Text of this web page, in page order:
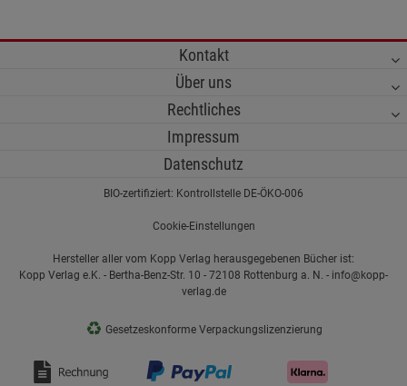
Kontakt
Über uns
Rechtliches
Impressum
Datenschutz
BIO-zertifiziert: Kontrollstelle DE-ÖKO-006
Cookie-Einstellungen
Hersteller aller vom Kopp Verlag herausgegebenen Bücher ist:
Kopp Verlag e.K. - Bertha-Benz-Str. 10 - 72108 Rottenburg a. N. - info@kopp-
verlag.de
♻ Gesetzeskonforme Verpackungslizenzierung
Statistik Cookies (2) Statistik Cookies
Beschreibung Statistik Cookies
Cookie-Informationen
Marketing Cookies (3)
Datenschutzerklärung Impressum